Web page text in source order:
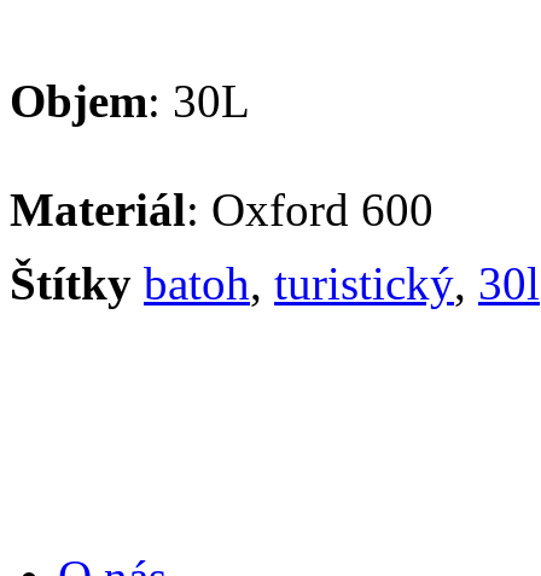
Objem: 30L
Materiál: Oxford 600
Štítky batoh, turistický, 30l